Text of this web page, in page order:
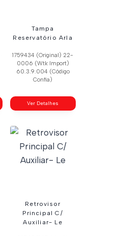
Tampa
Reservatório Arla
1759434 (Original) 22-
0006 (Wtk Import)
60.3.9.004 (Código
Confia)
Ver Detalhes
Retrovisor
Principal C/
Auxiliar- Le